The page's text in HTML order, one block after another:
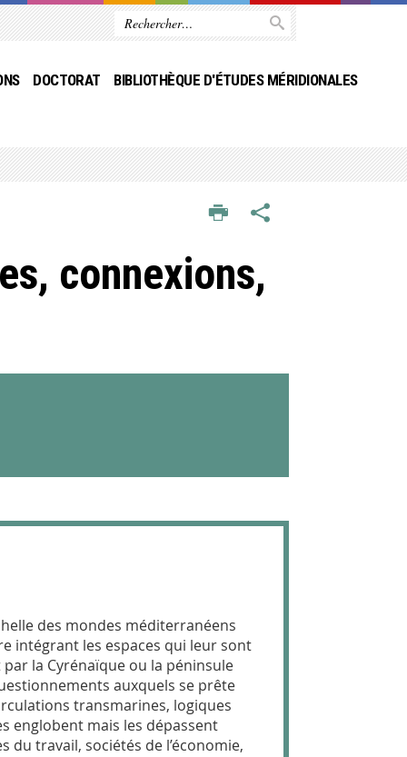
DOCTORAT BIBLIOTHÈQUE D'ÉTUDES MÉRIDIONALES
connexions,
des mondes méditerranéens
intégrant les espaces qui leur sont
la Cyrénaïque ou la péninsule
auxquels se prête
transmarines, logiques
englobent mais les dépassent
travail, sociétés de l’économie,